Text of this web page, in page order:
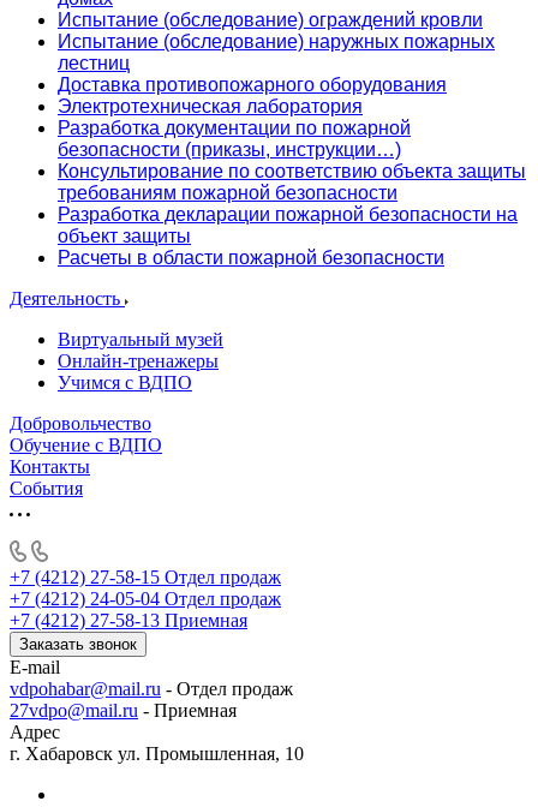
Испытание (обследование) ограждений кровли
Испытание (обследование) наружных пожарных
лестниц
Доставка противопожарного оборудования
Электротехническая лаборатория
Разработка документации по пожарной
безопасности (приказы, инструкции…)
Консультирование по соответствию объекта защиты
требованиям пожарной безопасности
Разработка декларации пожарной безопасности на
объект защиты
Расчеты в области пожарной безопасности
Деятельность
Виртуальный музей
Онлайн-тренажеры
Учимся с ВДПО
Добровольчество
Обучение с ВДПО
Контакты
События
+7 (4212) 27-58-15 Отдел продаж
+7 (4212) 24-05-04 Отдел продаж
+7 (4212) 27-58-13 Приемная
Заказать звонок
E-mail
vdpohabar@mail.ru - Отдел продаж
27vdpo@mail.ru - Приемная
Адрес
г. Хабаровск ул. Промышленная, 10